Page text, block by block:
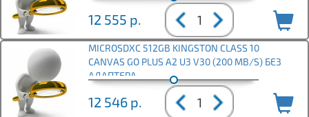
12 555 р.
MICROSDXC 512GB KINGSTON CLASS 10
CANVAS GO PLUS A2 U3 V30 (200 MB/S) БЕЗ
АДАПТЕРА
12 546 р.